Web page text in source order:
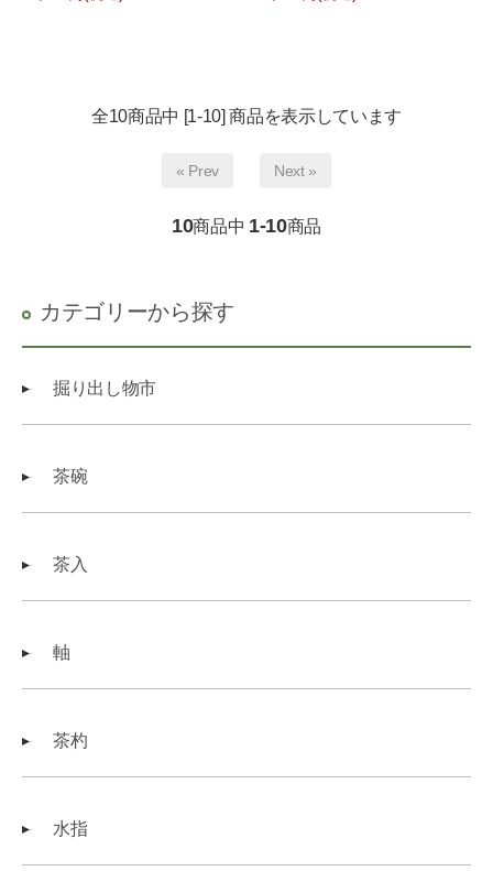
全10商品中 [1-10] 商品を表示しています
« Prev Next »
10商品中 1-10商品
カテゴリーから探す
掘り出し物市
茶碗
茶入
軸
茶杓
水指